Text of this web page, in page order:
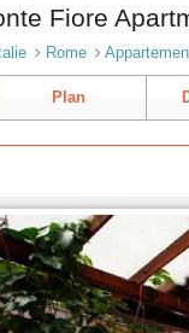
Fiore
Rome
Plan